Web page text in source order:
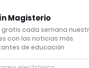
Magisterio
gratis cada semana
con las noticias más
de educación